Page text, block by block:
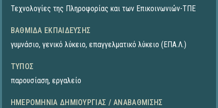
Τεχνολογίες της Πληροφορίας και των Επικοινωνιών-ΤΠΕ
ΒΑΘΜΊΔΑ ΕΚΠΑΊΔΕΥΣΗΣ
γυμνάσιο, γενικό λύκειο, επαγγελματικό λύκειο (ΕΠΑ.Λ.)
ΤΎΠΟΣ
παρουσίαση, εργαλείο
ΗΜΕΡΟΜΗΝΊΑ ΔΗΜΙΟΥΡΓΊΑΣ / ΑΝΑΒΆΘΜΙΣΗΣ